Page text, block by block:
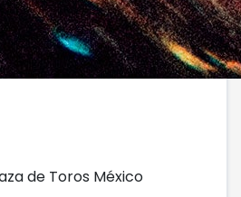
de Toros México